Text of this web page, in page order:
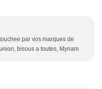
par vos marques de
bisous a toutes, Myriam